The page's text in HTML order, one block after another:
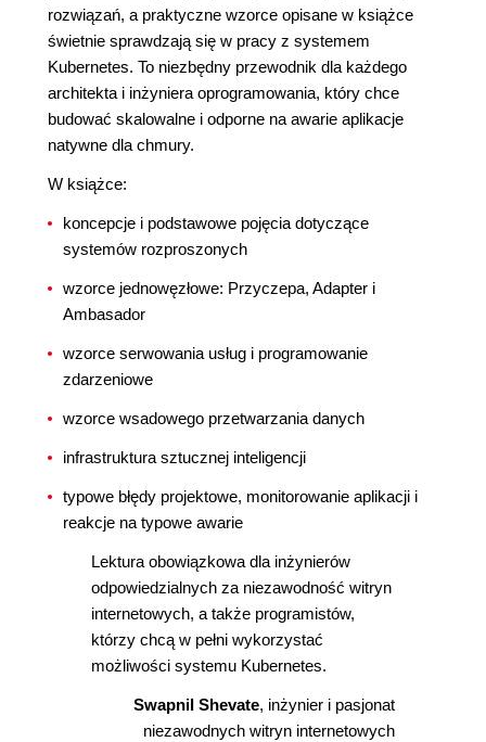
rozwiązań, a praktyczne wzorce opisane w książce
świetnie sprawdzają się w pracy z systemem
Kubernetes. To niezbędny przewodnik dla każdego
architekta i inżyniera oprogramowania, który chce
budować skalowalne i odporne na awarie aplikacje
natywne dla chmury.
W książce:
koncepcje i podstawowe pojęcia dotyczące
systemów rozproszonych
wzorce jednowęzłowe: Przyczepa, Adapter i
Ambasador
wzorce serwowania usług i programowanie
zdarzeniowe
wzorce wsadowego przetwarzania danych
infrastruktura sztucznej inteligencji
typowe błędy projektowe, monitorowanie aplikacji i
reakcje na typowe awarie
Lektura obowiązkowa dla inżynierów
odpowiedzialnych za niezawodność witryn
internetowych, a także programistów,
którzy chcą w pełni wykorzystać
możliwości systemu Kubernetes.
Swapnil Shevate, inżynier i pasjonat
niezawodnych witryn internetowych